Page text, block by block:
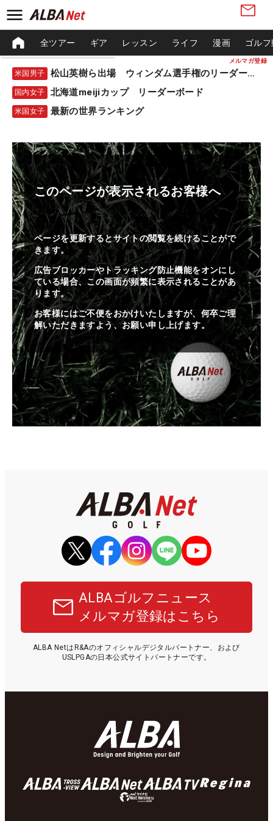
メルマガ登録
全ツアー ギア レッスン ライフ 漫画 ゴル
米国男子 松山英樹ら出場 ウィンダム選手権のリーダーボード
国内女子 北海道meijiカップ リーダーボード
米国女子 最新の世界ランキング
このページが表示されるお客様へ
ページを更新するとサイトの閲覧を続けることがで
きます。
広告ブロッカーやトラッキング防止機能をオンにし
ている場合、この画面が頻繁に表示されることがあ
ります。
お客様にはご不便をおかけいたしますが、何卒ご理
解いただきますよう、お願い申し上げます。
ALBAゴルフニュース
メルマガ登録はこちら
ALBA NetはR&Aのオフィシャルデジタルパートナー、および
USLPGAの日本公式サイトパートナーです。